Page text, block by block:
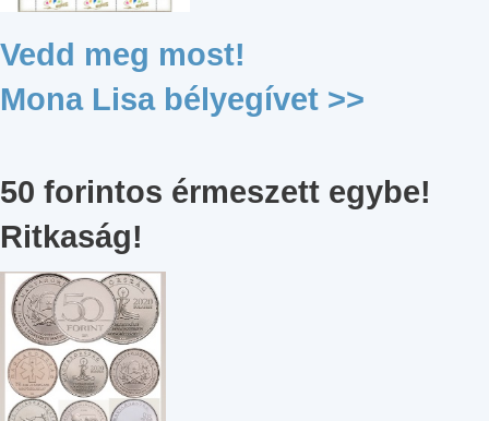
Vedd meg most!
Mona Lisa bélyegívet >>
50 forintos érmeszett egybe!
Ritkaság!